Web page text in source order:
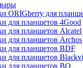
ORIGberry для
для планшетов 4Good
для планшетов Alcatel
для планшетов Archos
для планшетов BDF
для планшетов
для планшетов BQ